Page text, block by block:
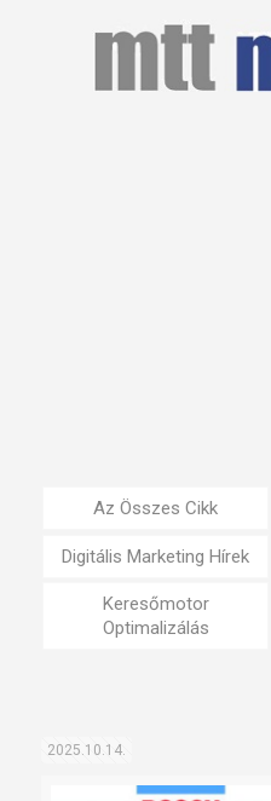
Az Összes Cikk
Digitális Marketing Hírek
Keresőmotor
Optimalizálás
2025.10.14.